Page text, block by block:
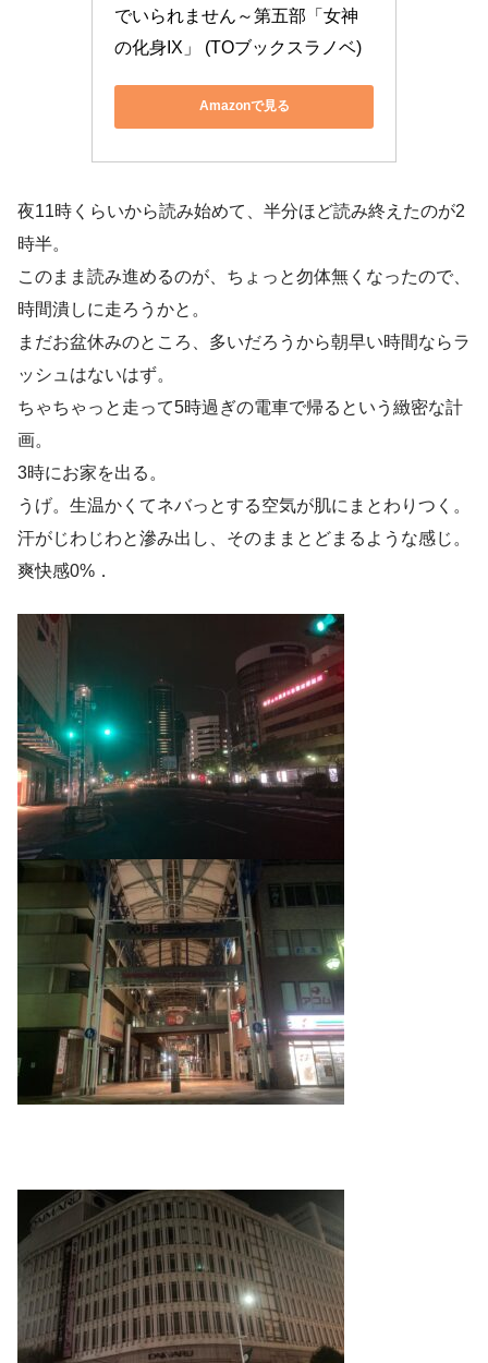
でいられません～第五部「女神
の化身IX」 (TOブックスラノベ)
Amazonで見る
夜11時くらいから読み始めて、半分ほど読み終えたのが2
時半。
このまま読み進めるのが、ちょっと勿体無くなったので、
時間潰しに走ろうかと。
まだお盆休みのところ、多いだろうから朝早い時間ならラ
ッシュはないはず。
ちゃちゃっと走って5時過ぎの電車で帰るという緻密な計
画。
3時にお家を出る。
うげ。生温かくてネバっとする空気が肌にまとわりつく。
汗がじわじわと滲み出し、そのままとどまるような感じ。
爽快感0%．